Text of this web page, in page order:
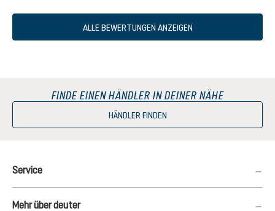
ALLE BEWERTUNGEN ANZEIGEN
FINDE EINEN HÄNDLER IN DEINER NÄHE
HÄNDLER FINDEN
Service
Mehr über deuter